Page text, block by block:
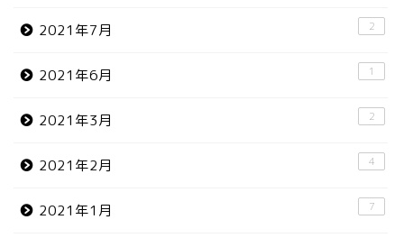
2021年7月 2
2021年6月 1
2021年3月 2
2021年2月 4
2021年1月 7